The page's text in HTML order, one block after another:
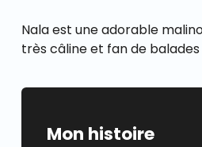
Nala est une adorable
très câline et fan de balades
Mon histoire